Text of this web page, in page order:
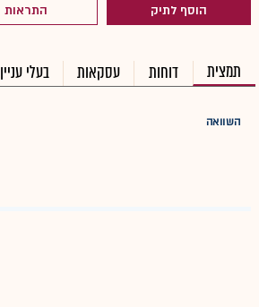
הוסף לתיק התראות
תמצית דוחות עסקאות בעלי עניין
השוואה